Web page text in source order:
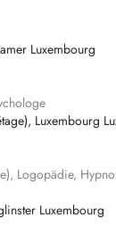
Luxembourg
Luxembourg
Logopädie,
Luxembourg